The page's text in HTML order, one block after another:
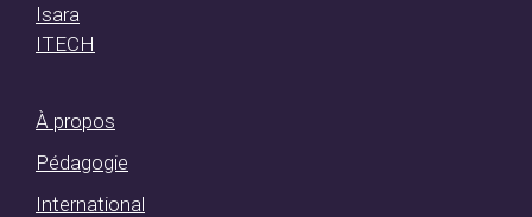
Isara
ITECH
À propos
Pédagogie
International